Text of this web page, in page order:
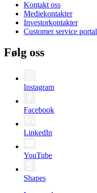
Kontakt oss
Mediekontakter
Investorkontakter
Customer service portal
Følg oss
Instagram
Facebook
LinkedIn
YouTube
Shapes